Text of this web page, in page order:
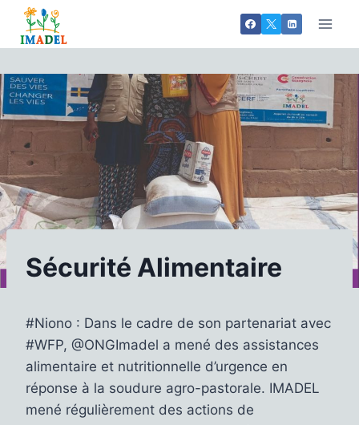
Aller
contenu
Sécurité Alimentaire
#Niono : Dans le cadre de son partenariat avec
#WFP, @ONGImadel a mené des assistances
alimentaire et nutritionnelle d’urgence en
réponse à la soudure agro-pastorale. IMADEL
mené régulièrement des actions de